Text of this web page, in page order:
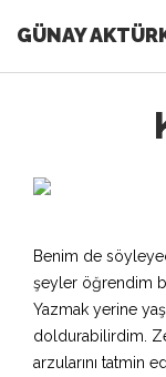
GÜNAY
Benim de
şeyler öğrendim
Yazmak yerine
doldurabilirdim.
arzularını tatmin